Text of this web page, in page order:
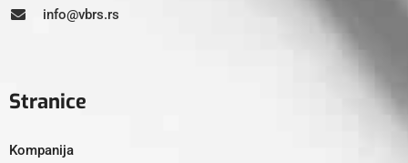
info@vbrs.rs
Stranice
Kompanija